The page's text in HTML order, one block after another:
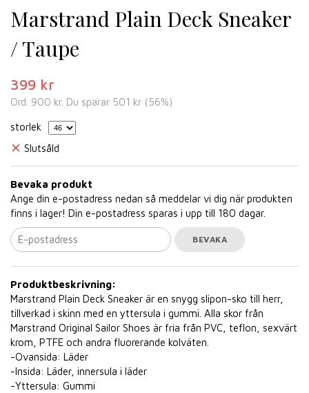
Marstrand Plain Deck Sneaker
/ Taupe
399 kr
Ord. 900 kr. Du sparar 501 kr (56%)
storlek
Slutsåld
Bevaka produkt
Ange din e-postadress nedan så meddelar vi dig när produkten
finns i lager! Din e-postadress sparas i upp till 180 dagar.
BEVAKA
Produktbeskrivning:
Marstrand Plain Deck Sneaker är en snygg slipon-sko till herr,
tillverkad i skinn med en yttersula i gummi. Alla skor från
Marstrand Original Sailor Shoes är fria från PVC, teflon, sexvärt
krom, PTFE och andra fluorerande kolväten.
-Ovansida: Läder
-Insida: Läder, innersula i läder
-Yttersula: Gummi